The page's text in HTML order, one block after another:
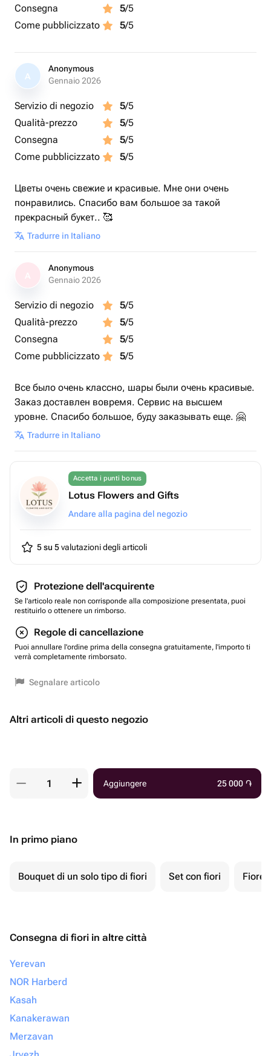
Consegna 5/5
Come pubblicizzato
5/5
A
Anonymous
Gennaio 2026
Servizio di negozio 5/5
Qualità-prezzo
5/5
Consegna
5/5
Come pubblicizzato
5/5
Цветы очень свежие и красивые. Мне они очень
понравились. Спасибо вам большое за такой
прекрасный букет.. 🥰
Tradurre in Italiano
Anonymous
Gennaio 2026
Servizio di negozio 5/5
Qualità-prezzo
5/5
Consegna
5/5
Come pubblicizzato
5/5
Все было очень классно, шары были очень красивые.
Заказ доставлен вовремя. Сервис на высшем
уровне. Спасибо большое, буду заказывать еще. 🤗
Tradurre in Italiano
Accetta i punti bonus
Lotus Flowers and Gifts
Andare alla pagina del negozio
5 su 5valutazioni degli articoli
Protezione dell'acquirente
Se l'articolo reale non corrisponde alla composizione presentata, puoi
restituirlo o ottenere un rimborso.
Regole di cancellazione
Puoi annullare l'ordine prima della consegna gratuitamente, l'importo ti
verrà completamente rimborsato.
Segnalare articolo
Altri articoli di questo negozio
Aggiungere 25 000 ֏
In primo piano
Bouquet di un solo tipo di fiori Set con fiori Fiore
Consegna di fiori in altre città
Yerevan
NOR Harberd
Kasah
Kanakerawan
Merzavan